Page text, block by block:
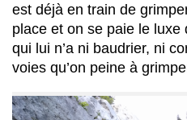
est déjà en train de
place et on se paie le
qui lui n’a ni baudrier, ni
voies qu’on peine à